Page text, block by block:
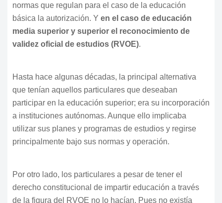
normas que regulan para el caso de la educación
básica la autorización. Y en el caso de educación
media superior y superior el reconocimiento de
validez oficial de estudios (RVOE).
Hasta hace algunas décadas, la principal alternativa
que tenían aquellos particulares que deseaban
participar en la educación superior; era su incorporación
a instituciones autónomas. Aunque ello implicaba
utilizar sus planes y programas de estudios y regirse
principalmente bajo sus normas y operación.
Por otro lado, los particulares a pesar de tener el
derecho constitucional de impartir educación a través
de la figura del RVOE no lo hacían. Pues no existía